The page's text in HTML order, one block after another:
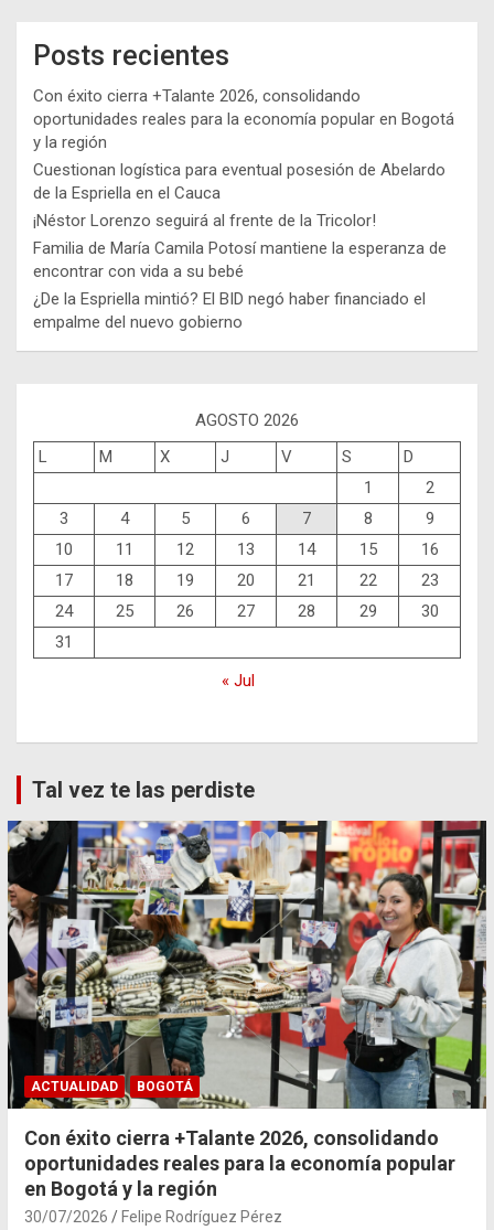
Posts recientes
Con éxito cierra +Talante 2026, consolidando
oportunidades reales para la economía popular en Bogotá
y la región
Cuestionan logística para eventual posesión de Abelardo
de la Espriella en el Cauca
¡Néstor Lorenzo seguirá al frente de la Tricolor!
Familia de María Camila Potosí mantiene la esperanza de
encontrar con vida a su bebé
¿De la Espriella mintió? El BID negó haber financiado el
empalme del nuevo gobierno
AGOSTO 2026
L
M X J V S
D
1
2
3
4 5 6 7 8
9
10
11 12 13 14 15
16
17
18 19 20 21 22
23
24
25 26 27 28 29
30
31
« Jul
Tal vez te las perdiste
ACTUALIDAD BOGOTÁ
Con éxito cierra +Talante 2026, consolidando
oportunidades reales para la economía popular
en Bogotá y la región
30/07/2026 Felipe Rodríguez Pérez